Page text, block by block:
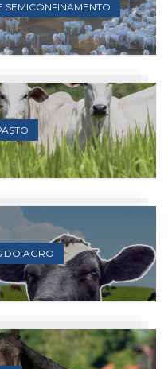
SEMICONFINAMENTO
DO AGRO